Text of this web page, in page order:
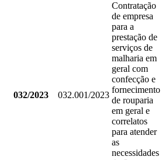
032/2023 032.001/2023
Contratação
de empresa
para a
prestação de
serviços de
malharia em
geral com
confecção e
fornecimento
de rouparia
em geral e
correlatos
para atender
as
necessidades